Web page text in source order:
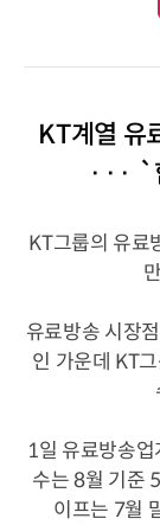
KT계열 유
··· `
KT그룹의 유료
유료방송 시장
인 가운데 KT
1일 유료방송
수는 8월 기준
이프는 7월